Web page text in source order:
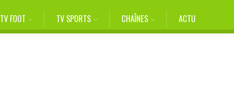
TV FOOT TV SPORTS CHAÎNES ACTU